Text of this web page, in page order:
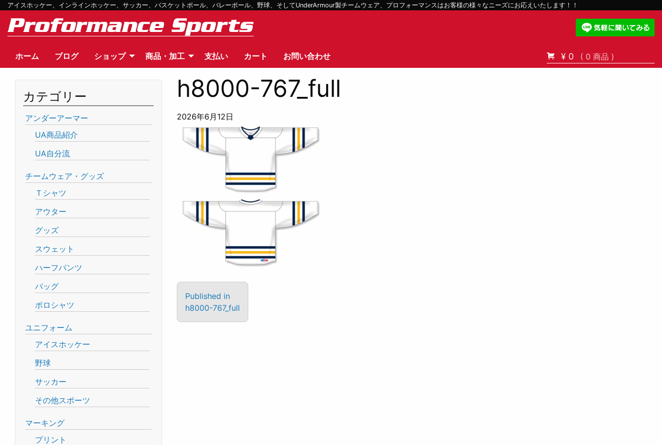
アイスホッケー、インラインホッケー、サッカー、バスケットボール、バレーボール、野球、そしてUnderArmour製チームウェア、プロフォーマンスはお客様の様々なニーズにお応えいたします！！
ホーム ブログ ショップ 商品・加工 支払い カート お問い合わせ ¥ 0 ( 0 商品 )
h8000-767_full
2026年6月12日
Published in
h8000-767_full
カテゴリー
アンダーアーマー
UA商品紹介
UA自分流
チームウェア・グッズ
Ｔシャツ
アウター
グッズ
スウェット
ハーフパンツ
バッグ
ポロシャツ
ユニフォーム
アイスホッケー
野球
サッカー
その他スポーツ
マーキング
プリント